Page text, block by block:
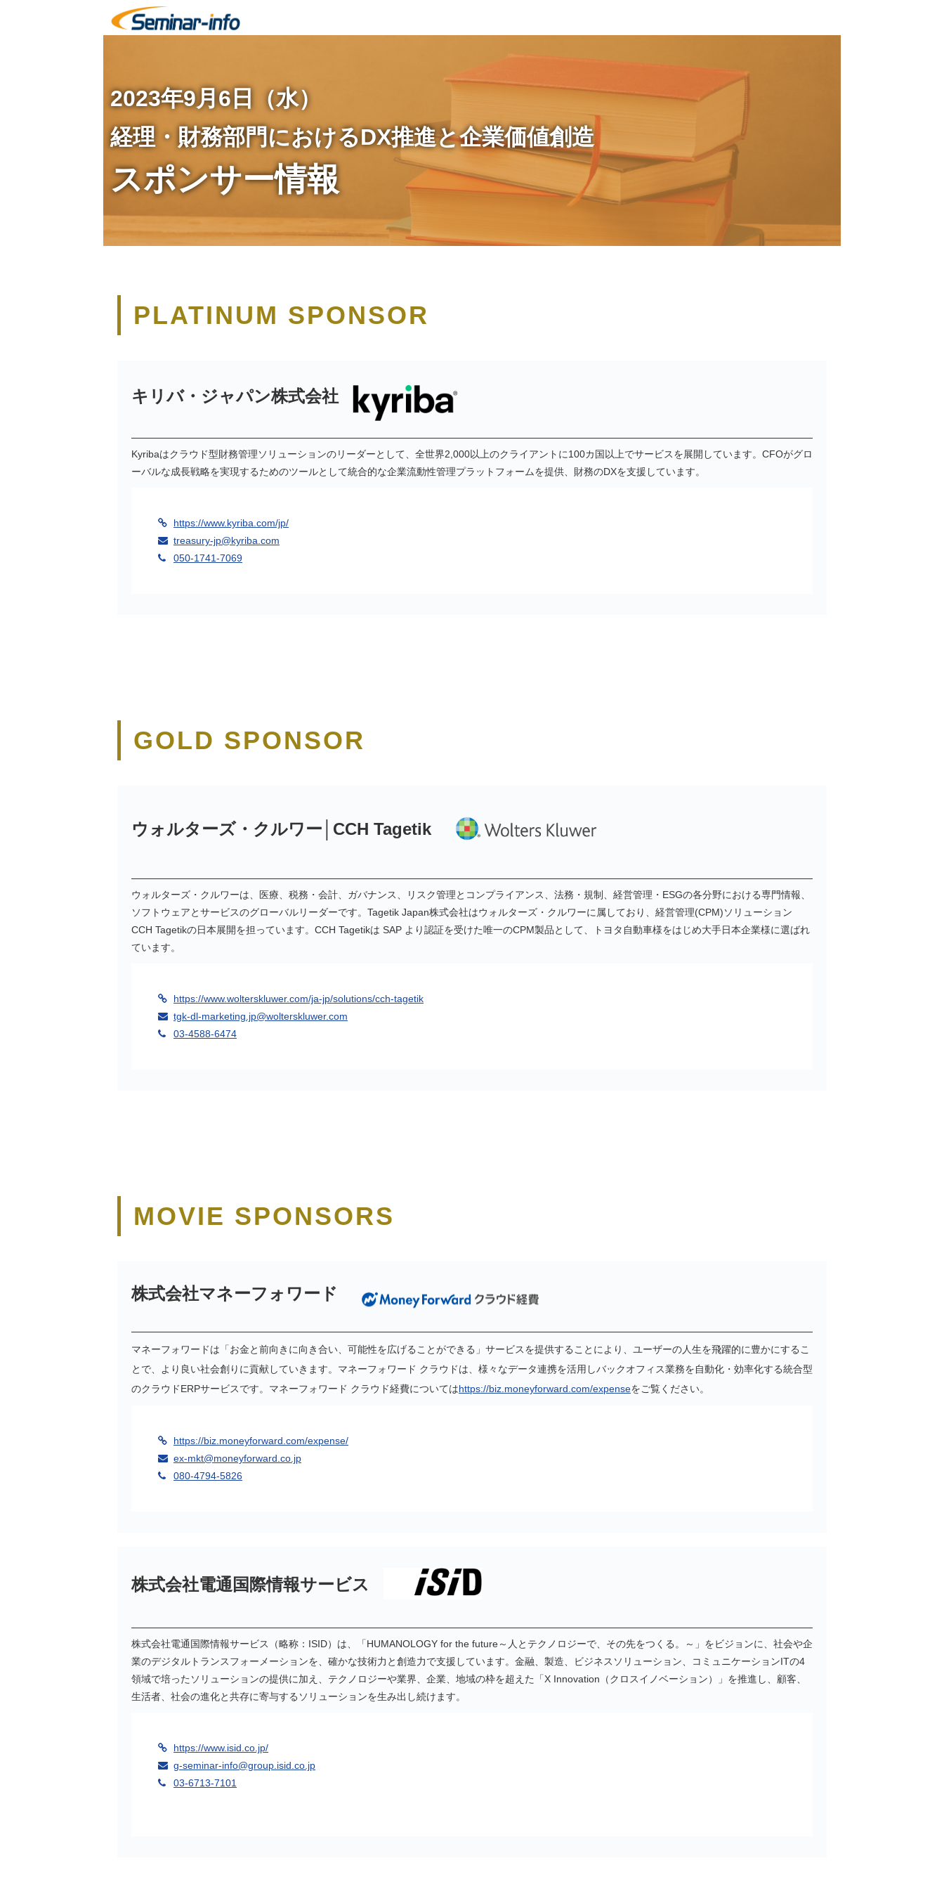
2023年9月6日（水）
経理・財務部門におけるDX推進と企業価値創造
スポンサー情報
PLATINUM SPONSOR
キリバ・ジャパン株式会社
Kyribaはクラウド型財務管理ソリューションのリーダーとして、全世界2,000以上のクライアントに100カ国以上でサービスを展開しています。CFOがグロ
ーバルな成長戦略を実現するためのツールとして統合的な企業流動性管理プラットフォームを提供、財務のDXを支援しています。
https://www.kyriba.com/jp/
treasury-jp@kyriba.com
050-1741-7069
GOLD SPONSOR
ウォルターズ・クルワー│CCH Tagetik
ウォルターズ・クルワーは、
医療、税務・会計、ガバナンス、リスク管理とコンプライアンス、法務・規制、経営管理・ESGの各分野における専門情報、
ソフトウェアとサービスのグローバルリーダーです。Tagetik Japan株式会社はウォルターズ・クルワーに属しており、経営管理(CPM)ソリューション
CCH Tagetikの日本展開を担っています。CCH Tagetikは SAP より認証を受けた唯一のCPM製品として、トヨタ自動車様をはじめ大手日本企業様に選ばれ
ています。
https://www.wolterskluwer.com/ja-jp/solutions/cch-tagetik
tgk-dl-marketing.jp@wolterskluwer.com
03-4588-6474
MOVIE SPONSORS
株式会社マネーフォワード
マネーフォワードは「お金と前向きに向き合い、可能性を広げることができる」サービスを提供することにより、ユーザーの人生を飛躍的に豊かにするこ
とで、より良い社会創りに貢献していきます。マネーフォワード クラウドは、様々なデータ連携を活用しバックオフィス業務を自動化・効率化する統合型
のクラウドERPサービスです。マネーフォワード クラウド経費についてはhttps://biz.moneyforward.com/expenseをご覧ください。
https://biz.moneyforward.com/expense/
ex-mkt@moneyforward.co.jp
080-4794-5826
株式会社電通国際情報サービス
株式会社電通国際情報サービス（略称：ISID）は、「HUMANOLOGY for the future～人とテクノロジーで、その先をつくる。～」をビジョンに、社会や企
業のデジタルトランスフォーメーションを、確かな技術力と創造力で支援しています。金融、製造、ビジネスソリューション、コミュニケーションITの4
領域で培ったソリューションの提供に加え、テクノロジーや業界、企業、地域の枠を超えた「X Innovation（クロスイノベーション）」を推進し、顧客、
生活者、社会の進化と共存に寄与するソリューションを生み出し続けます。
https://www.isid.co.jp/
g-seminar-info@group.isid.co.jp
03-6713-7101